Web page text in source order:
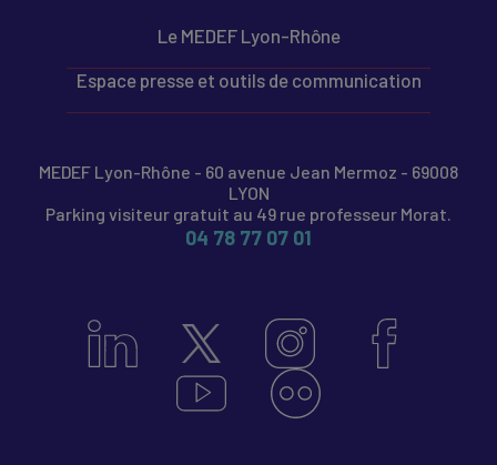
Le MEDEF Lyon-Rhône
Espace presse et outils de communication
MEDEF Lyon-Rhône - 60 avenue Jean Mermoz - 69008
LYON
Parking visiteur gratuit au 49 rue professeur Morat.
04 78 77 07 01